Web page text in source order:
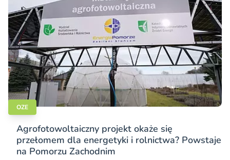
OZE
Agrofotowoltaiczny projekt okaże się
przełomem dla energetyki i rolnictwa? Powstaje
na Pomorzu Zachodnim